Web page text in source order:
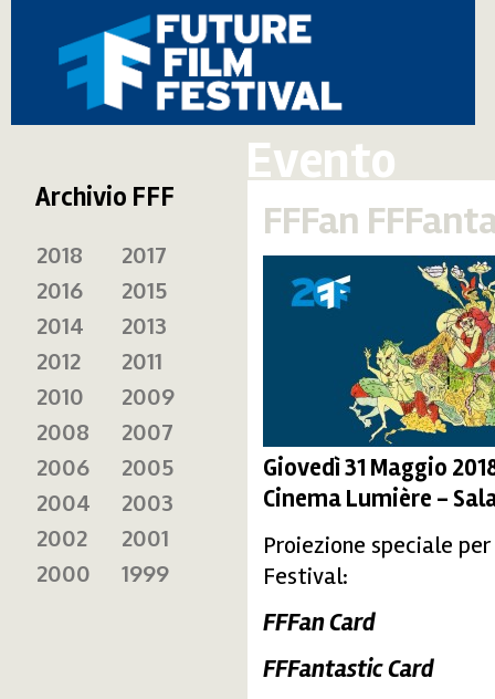
Evento
FFFan
Giovedì 31 Maggio
Cinema Lumière -
Proiezione speciale
Festival:
FFFan Card
FFFantastic Card
Archivio FFF
2018
2017
2016
2015
2014
2013
2012
2011
2010
2009
2008
2007
2006
2005
2004
2003
2002
2001
2000
1999